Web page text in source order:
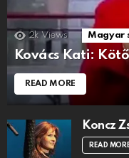
2k Views Magyar
Kovács Kati:
READ MORE
Koncz
READ